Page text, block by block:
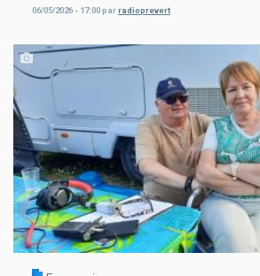
06/05/2026 - 17:00parradioprevert